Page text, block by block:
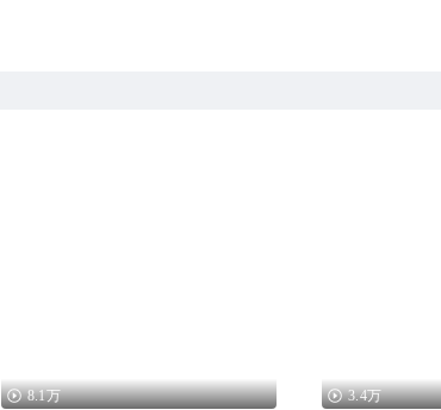
8.1万 3.4万